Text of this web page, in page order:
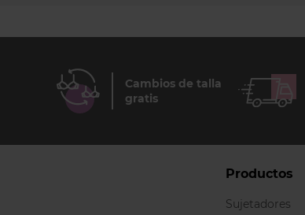
Cambios de talla
gratis
Productos
Sujetadores